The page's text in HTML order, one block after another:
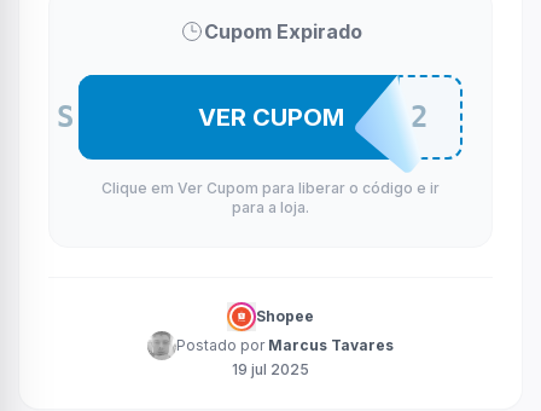
Cupom Expirado
SUP3RDESC0NT0SHO22
VER CUPOM
Clique em Ver Cupom para liberar o código e ir
para a loja.
Shopee
Postado por Marcus Tavares
19 jul 2025